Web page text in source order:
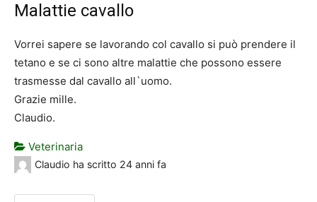
Malattie cavallo
Vorrei sapere se lavorando col cavallo si può prendere il
tetano e se ci sono altre malattie che possono essere
trasmesse dal cavallo all`uomo.
Grazie mille.
Claudio.
Veterinaria
Claudio ha scritto 24 anni fa